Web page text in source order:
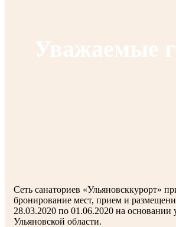
Уважаемые
Сеть санаториев «Ульяновсккурорт»
бронирование мест, прием и
28.03.2020 по 01.06.2020 на основании
Ульяновской области.